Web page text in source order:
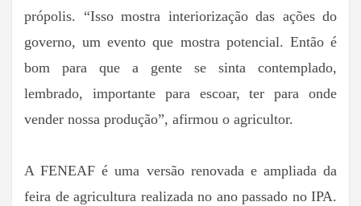
própolis. “Isso mostra interiorização das ações do
governo, um evento que mostra potencial. Então é
bom para que a gente se sinta contemplado,
lembrado, importante para escoar, ter para onde
vender nossa produção”, afirmou o agricultor.
A FENEAF é uma versão renovada e ampliada da
feira de agricultura realizada no ano passado no IPA.